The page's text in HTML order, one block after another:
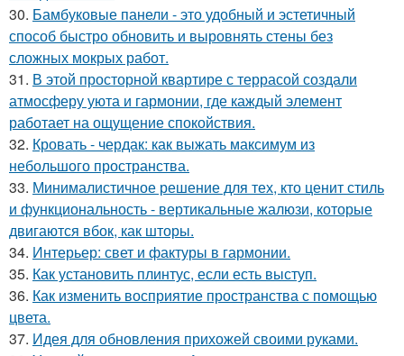
30. Бамбуковые панели - это удобный и эстетичный
способ быстро обновить и выровнять стены без
сложных мокрых работ.
31. В этой просторной квартире с террасой создали
атмосферу уюта и гармонии, где каждый элемент
работает на ощущение спокойствия.
32. Кровать - чердак: как выжать максимум из
небольшого пространства.
33. Минималистичное решение для тех, кто ценит стиль
и функциональность - вертикальные жалюзи, которые
двигаются вбок, как шторы.
34. Интерьер: свет и фактуры в гармонии.
35. Как установить плинтус, если есть выступ.
36. Как изменить восприятие пространства с помощью
цвета.
37. Идея для обновления прихожей своими руками.